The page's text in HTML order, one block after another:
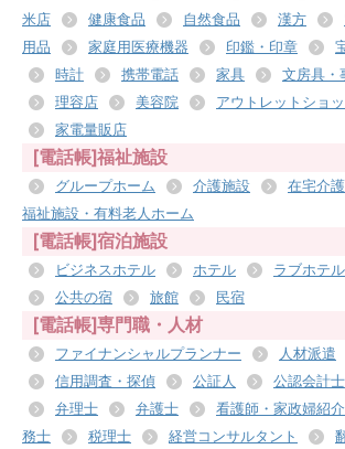
米店
健康食品 自然食品 漢方
用品
家庭用医療機器 印鑑・印章
時計
携帯電話 家具 文房具・
理容店
美容院 アウトレットショ
家電量販店
[電話帳]福祉施設
グループホーム 介護施設 在宅介
福祉施設・有料老人ホーム
[電話帳]宿泊施設
ビジネスホテル ホテル ラブホテル
公共の宿
旅館 民宿
[電話帳]専門職・人材
ファイナンシャルプランナー 人材派遣
信用調査・探偵
公証人 公認会計士
弁理士
弁護士 看護師・家政婦紹
務士
税理士 経営コンサルタント